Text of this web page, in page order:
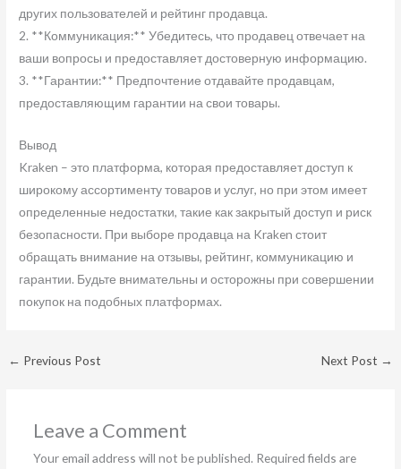
других пользователей и рейтинг продавца.
2. **Коммуникация:** Убедитесь, что продавец отвечает на
ваши вопросы и предоставляет достоверную информацию.
3. **Гарантии:** Предпочтение отдавайте продавцам,
предоставляющим гарантии на свои товары.
Вывод
Kraken – это платформа, которая предоставляет доступ к
широкому ассортименту товаров и услуг, но при этом имеет
определенные недостатки, такие как закрытый доступ и риск
безопасности. При выборе продавца на Kraken стоит
обращать внимание на отзывы, рейтинг, коммуникацию и
гарантии. Будьте внимательны и осторожны при совершении
покупок на подобных платформах.
← Previous Post Next Post →
Leave a Comment
Your email address will not be published. Required fields are